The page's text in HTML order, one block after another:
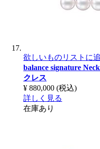
欲しいものリストに
balance signature
クレス
¥ 880,000 (税込)
詳しく見る
在庫あり